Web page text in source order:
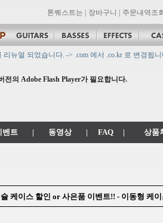
톤퀘스트는 장바구니 주문내역조
리뉴얼 되었습니다. -> .com 에서 .co.kr 로 변경됩
Jackson 대리점 모집!! 그레치기타, 잭슨기타
시간 & 배송 공지
전의 Adobe Flash Player가 필요합니다.
벤트 | 동영상 | FAQ | 상품
케이스 할인 or 사은품 이벤트!! - 이동형 케